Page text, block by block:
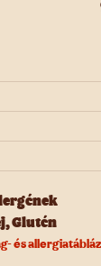
,Glutén
és